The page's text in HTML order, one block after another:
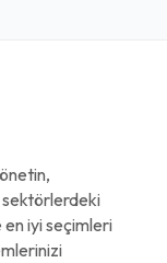
sektörlerdeki
iyi seçimleri